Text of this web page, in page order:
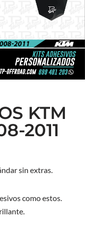
KTM
2011
sin extras.
como estos.